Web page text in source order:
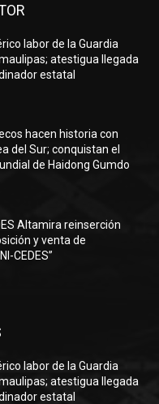
labor de la Guardia
atestigua llegada
estatal
hacen historia con
del Sur; conquistan el
de Haidong Gumdo
Altamira reinserción
y venta de
CEDES”
labor de la Guardia
atestigua llegada
estatal